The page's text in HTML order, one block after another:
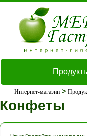
Интернет-магазин >
Конфеты